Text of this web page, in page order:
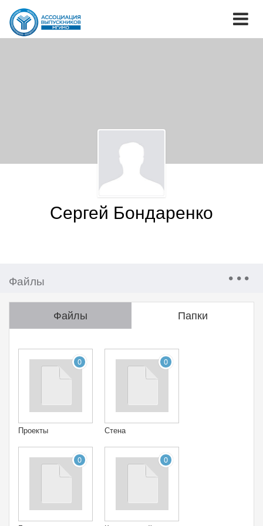
Сергей Бондаренко
Файлы
Файлы Папки
0
Проекты
0
Стена
0 0